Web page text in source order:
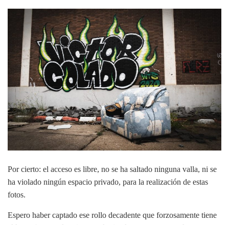
Por cierto: el acceso es libre, no se ha saltado ninguna valla, ni se
ha violado ningún espacio privado, para la realización de estas
fotos.
Espero haber captado ese rollo decadente que forzosamente tiene